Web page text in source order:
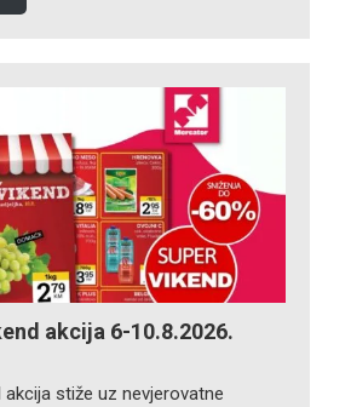
akcija 6-10.8.2026.
stiže uz nevjerovatne